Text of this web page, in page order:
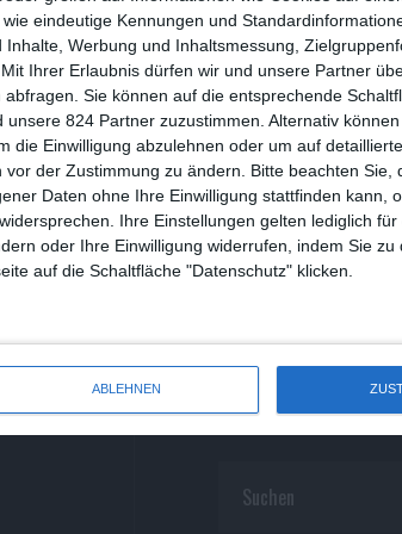
eindeutige Kennungen und
Werbung und Inhaltsmessung,
Mit Ihrer Erlaubnis dürfen wir und unsere Partner
Sie können auf die entsprechende
824 Partner zuzustimmen. Alternativ
die Einwilligung abzulehnen oder um auf
der Zustimmung zu ändern.
Bitte beachten Sie,
Daten ohne Ihre Einwilligung stattfinden kann,
Ihre Einstellungen gelten lediglich
oder Ihre Einwilligung widerrufen, indem Sie zu
auf die Schaltfläche "Datenschutz" klicken.
ABLEHNEN